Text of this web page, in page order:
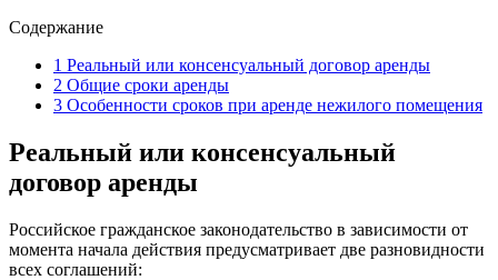
Содержание
1 Реальный или консенсуальный договор аренды
2 Общие сроки аренды
3 Особенности сроков при аренде нежилого помещения
Реальный или консенсуальный
договор аренды
Российское гражданское законодательство в зависимости от
момента начала действия предусматривает две разновидности
всех соглашений: